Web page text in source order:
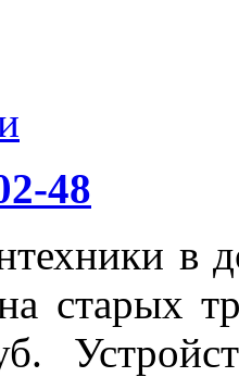
48
в
старых